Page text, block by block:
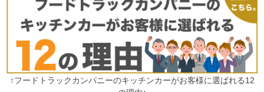
↑フードトラックカンパニーのキッチンカーがお客様に選ばれる12